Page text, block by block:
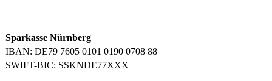
Sparkasse Nürnberg
IBAN: DE79 7605 0101 0190 0708 88
SWIFT-BIC: SSKNDE77XXX